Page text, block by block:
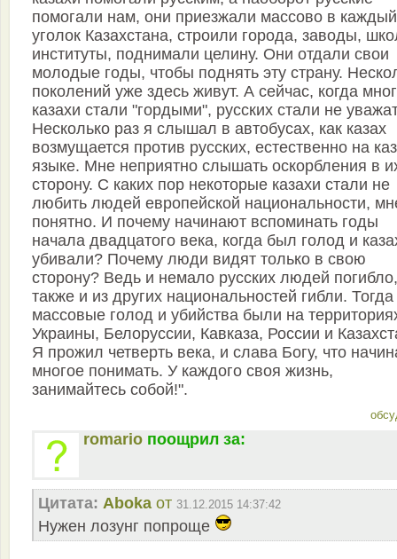
помогали нам, они приезжали массово в каждый
уголок Казахстана, строили города, заводы,
институты, поднимали целину. Они отдали свои
молодые годы, чтобы поднять эту страну.
поколений уже здесь живут. А сейчас, когда
казахи стали "гордыми", русских стали не
Несколько раз я слышал в автобусах, как казах
возмущается против русских, естественно на
языке. Мне неприятно слышать оскорбления в
сторону. С каких пор некоторые казахи стали не
любить людей европейской национальности,
понятно. И почему начинают вспоминать годы
начала двадцатого века, когда был голод и
убивали? Почему люди видят только в свою
сторону? Ведь и немало русских людей погибло,
также и из других национальностей гибли. Тогда
массовые голод и убийства были на
Украины, Белоруссии, Кавказа, России и
Я прожил четверть века, и слава Богу, что
многое понимать. У каждого своя жизнь,
занимайтесь собой!".
romario поощрил за:
Цитата: Aboka от 31.12.2015 14:37:42
Нужен лозунг попроще